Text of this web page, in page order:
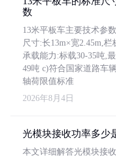
数
13米平板车主要技术参
尺寸:长13m×宽2.45m,栏
承载能力:标载30-35吨,
49吨 c)符合国家道路车
轴荷限值标准
2026年8月4日
光模块接收功率多少
本文详细解答光模块接